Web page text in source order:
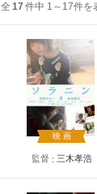
全 17 件中 1～17件を
映画
監督 三木孝浩